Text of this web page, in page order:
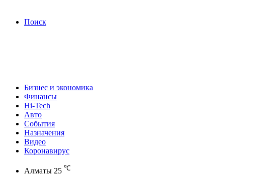
Поиск
Бизнес и экономика
Финансы
Hi-Tech
Авто
События
Назначения
Видео
Коронавирус
Алматы 25 ℃